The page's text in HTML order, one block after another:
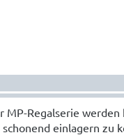
MP-Regalserie
einlagern zu